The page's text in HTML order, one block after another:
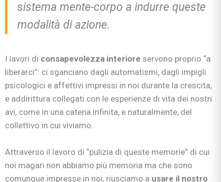
sistema mente-corpo a indurre queste
modalità di azione.
I lavori di consapevolezza interiore servono proprio “a
liberarci”: ci sganciano dagli automatismi, dagli impigli
psicologici e affettivi impressi in noi durante la crescita,
e addirittura collegati con le esperienze di vita dei nostri
avi, come in una catena infinita, e naturalmente, del
collettivo in cui viviamo.
Attraverso il lavoro di “pulizia di queste memorie” di cui
noi magari non abbiamo più memoria ma che sono
comunque impresse in noi, riusciamo a usare il nostro